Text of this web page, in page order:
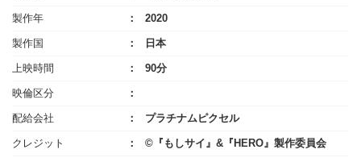
製作年 2020
製作国 日本
上映時間 90分
映倫区分
配給会社 プラチナムピクセル
クレジット ©『もしサイ』&『HERO』製作委員会